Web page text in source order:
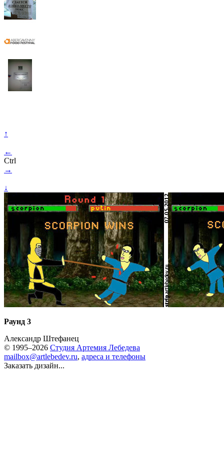
↑
←
Ctrl
→
↓
Раунд 3
Александр Штефанец
© 1995–2026 Студия Артемия Лебедева
mailbox@artlebedev.ru, адреса и телефоны
Заказать дизайн...